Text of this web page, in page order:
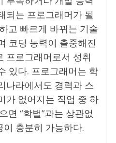
되는 프로그래머가 될
고 빠르게 바뀌는 기술
코딩 능력이 출중해진
프로그래머로서 성취
있다. 프로그래머는 학
나라에서도 경력과 스
가 없어지는 직업 중 하
면 “학벌”과는 상관없
충분히 가능하다.